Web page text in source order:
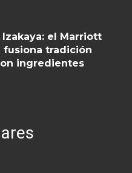
Izakaya: el Marriott
fusiona tradición
ingredientes